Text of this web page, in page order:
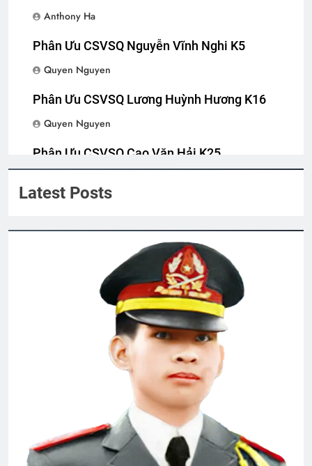
CSVSQ Nguyễn Hữu Cước K21
2 Years Ago
Vĩnh Long 1965
2 Years Ago
HOA GIẤY
3 Years Ago
CSVSQ Bùi Quang Mẫn K6
2 Years Ago
HỒNG ÂN VÔ TẬN (Rabindranath
Tagore)
3 Years Ago
Anthony Ha
Phân Ưu CSVSQ Nguyễn Vĩnh Nghi K5
Quyen Nguyen
Phân Ưu CSVSQ Lương Huỳnh Hương K16
Quyen Nguyen
Phân Ưu CSVSQ Cao Văn Hải K25
Latest Posts